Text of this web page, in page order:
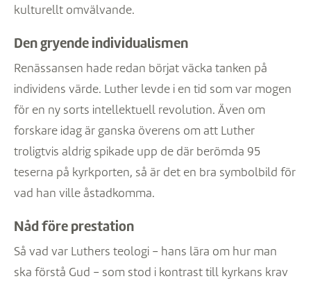
kulturellt omvälvande.
Den gryende individualismen
Renässansen hade redan börjat väcka tanken på
individens värde. Luther levde i en tid som var mogen
för en ny sorts intellektuell revolution. Även om
forskare idag är ganska överens om att Luther
troligtvis aldrig spikade upp de där berömda 95
teserna på kyrkporten, så är det en bra symbolbild för
vad han ville åstadkomma.
Nåd före prestation
Så vad var Luthers teologi – hans lära om hur man
ska förstå Gud – som stod i kontrast till kyrkans krav